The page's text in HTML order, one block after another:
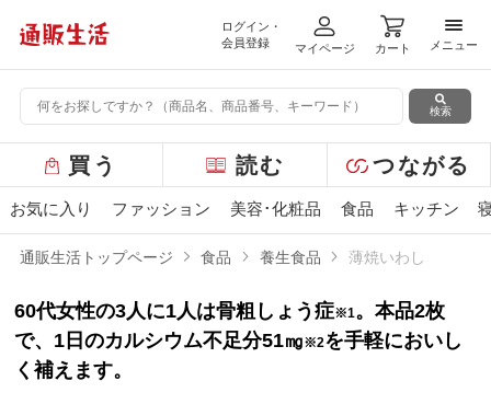
ログイン・
会員登録
マイページ カート
メニ
メニュー
検索
ー
バ
ュ
ー
買う 読む つながる
お気に入り ファッション 美容･化粧品 食品 キッチン
通販生活トップページ 食品 養生食品 薄焼いわし
60代女性の3人に1人は骨粗しょう症※1。本品2枚
で、1日のカルシウム不足分51㎎※2を手軽においし
く補えます。